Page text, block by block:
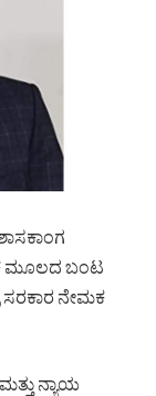
ಮೂಲದ ಬಂಟ
ನೇಮಕ
ನ್ಯಾಯ